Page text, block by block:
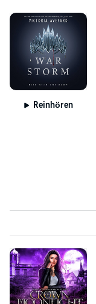
Reinhören